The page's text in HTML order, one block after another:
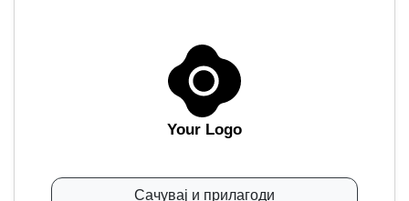
Your Logo
Сачувај и прилагоди